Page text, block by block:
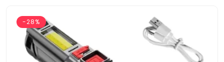
-28%